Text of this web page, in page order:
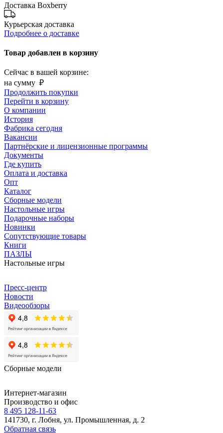
Доставка Boxberry
Курьерская доставка
Подробнее о доставке
Товар добавлен в корзину
Сейчас в вашей корзине:
на сумму ₽
Продолжить покупки
Перейти в корзину
О компании
История
Фабрика сегодня
Вакансии
Партнёрские и лицензионные программы
Документы
Где купить
Оплата и доставка
Опт
Каталог
Сборные модели
Настольные игры
Подарочные наборы
Новинки
Сопутствующие товары
Книги
ПАЗЛЫ
Настольные игры
Пресс-центр
Новости
Видеообзоры
Сборные модели
Интернет-магазин
Производство и офис
8 495 128-11-63
141730, г. Лобня, ул. Промышленная, д. 2
Обратная связь